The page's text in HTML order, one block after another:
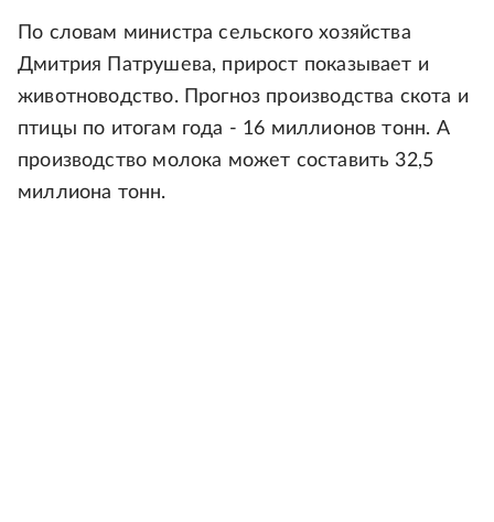
По словам министра сельского хозяйства
Дмитрия Патрушева, прирост показывает и
животноводство. Прогноз производства скота и
птицы по итогам года - 16 миллионов тонн. А
производство молока может составить 32,5
миллиона тонн.